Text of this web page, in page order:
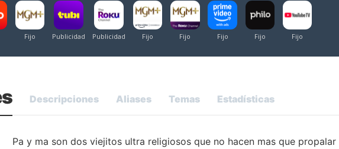
Descripciones Aliases Temas Estadísticas
Pa y ma son dos viejitos ultra religiosos que no hacen mas que